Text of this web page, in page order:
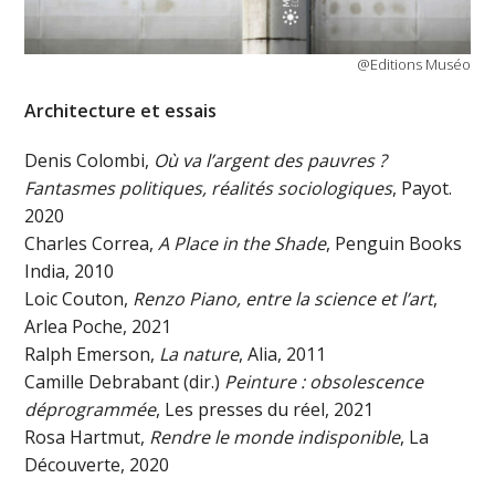
@Editions Muséo
Architecture et essais
Denis Colombi, Où va l’argent des pauvres ?
Fantasmes politiques, réalités sociologiques, Payot.
2020
Charles Correa,A Place in the Shade, Penguin Books
India, 2010
Loic Couton, Renzo Piano, entre la science et l’art,
Arlea Poche, 2021
Ralph Emerson, La nature, Alia, 2011
Camille Debrabant (dir.) Peinture : obsolescence
déprogrammée, Les presses du réel, 2021
Rosa Hartmut, Rendre le monde indisponible, La
Découverte, 2020